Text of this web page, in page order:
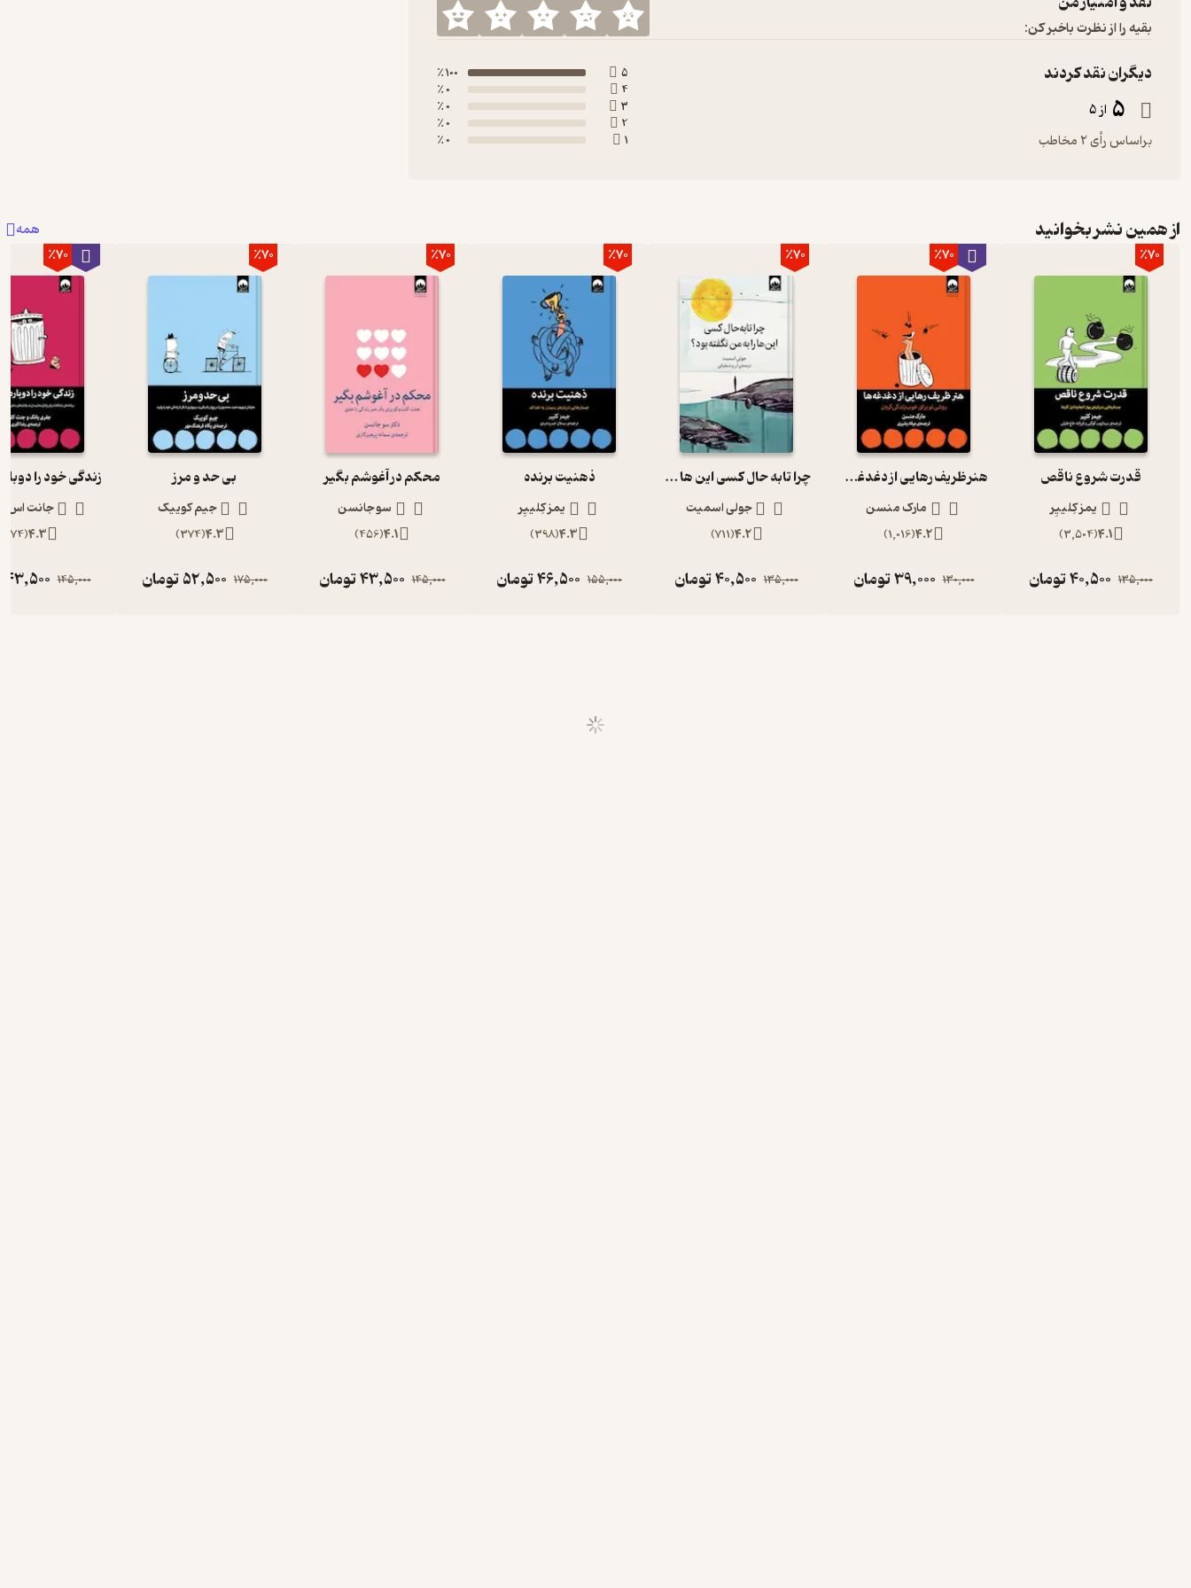
بقیه را از نظرت باخبر کن:
دیگران نقد کردند
5 از 5
براساس رأی 2 مخاطب
5
100 ٪
4
0 ٪
3
0 ٪
2
0 ٪
1
0 ٪
از همین نشر بخوانید همه
٪70
قدرت شروع ناقص
یمز کِلییِر
4.1
(
3,504
)
135,000
40,500تومان
٪70
هنر ظریف رهایی از دغدغه ها
مارک منسن
4.2
(
1,016
)
130,000
39,000تومان
٪70
چرا تابه حال کسی این ها را به من نگفته بود؟
جولی اسمیت
4.2
(
711
)
135,000
40,500تومان
٪70
ذهنیت برنده
یمز کِلییِر
4.3
(
398
)
155,000
46,500تومان
٪70
محکم در آغوشم بگیر
سو جانسن
4.1
(
456
)
145,000
43,500تومان
٪70
بی حد و مرز
جیم کوییک
4.3
(
374
)
175,000
52,500تومان
٪70
جانت اس
4.3
(
374
145,000
43,500